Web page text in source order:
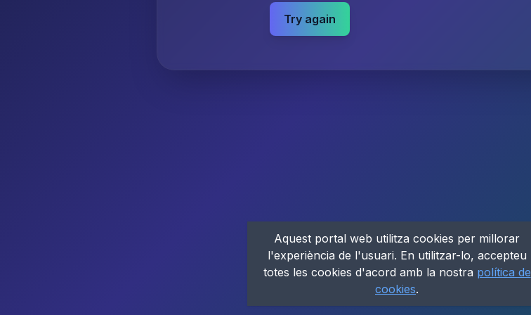
Try again
Aquest portal web utilitza cookies per millorar
l'experiència de l'usuari. En utilitzar-lo, accepteu
totes les cookies d'acord amb la nostra política de
cookies.